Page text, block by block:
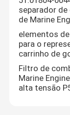
Filtros de ar
Filtros de ar
Filtro de
separador de
de Marine
elementos
para o
carrinho de
Filtro de
Marine
alta tensão